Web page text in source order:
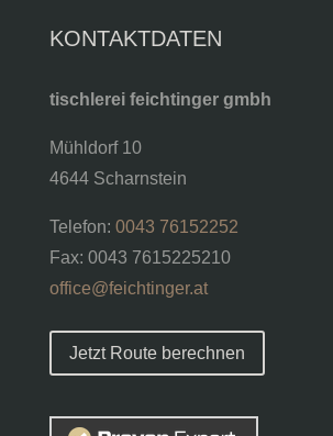
KONTAKTDATEN
tischlerei feichtinger gmbh
Mühldorf 10
4644 Scharnstein
Telefon: 0043 76152252
Fax: 0043 7615225210
office@feichtinger.at
Jetzt Route berechnen